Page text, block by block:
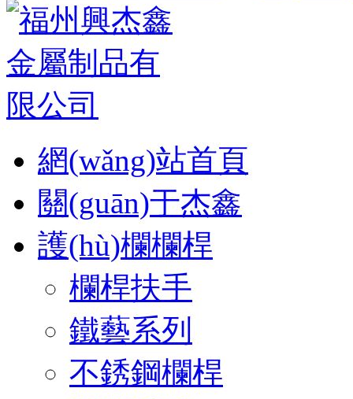
網(wǎng)站首頁
關(guān)于杰鑫
護(hù)欄欄桿
欄桿扶手
鐵藝系列
不銹鋼欄桿